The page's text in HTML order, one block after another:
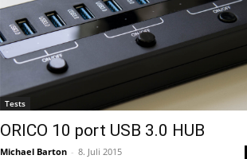
Tests
ORICO 10 port USB 3.0 HUB
Michael Barton - 8. Juli 2015